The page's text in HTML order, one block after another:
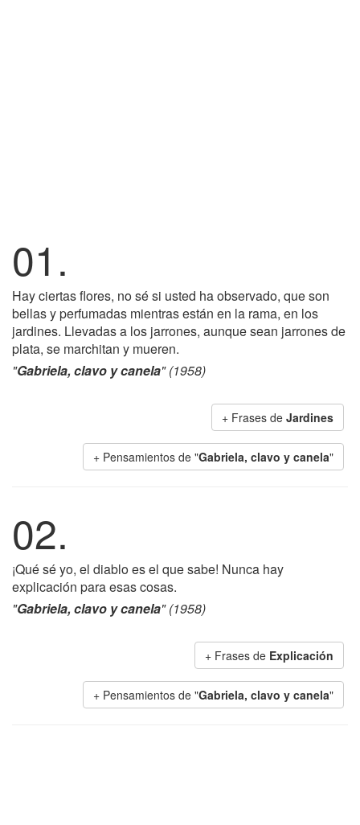
01.
Hay ciertas flores, no sé si usted ha observado, que son
bellas y perfumadas mientras están en la rama, en los
jardines. Llevadas a los jarrones, aunque sean jarrones de
plata, se marchitan y mueren.
"Gabriela, clavo y canela" (1958)
+ Frases de Jardines
+ Pensamientos de "Gabriela, clavo y canela"
02.
¡Qué sé yo, el diablo es el que sabe! Nunca hay
explicación para esas cosas.
"Gabriela, clavo y canela" (1958)
+ Frases de Explicación
+ Pensamientos de "Gabriela, clavo y canela"